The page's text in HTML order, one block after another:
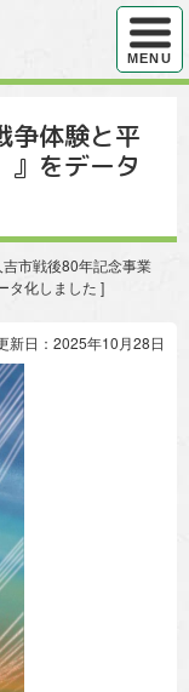
ハンバ
MENU
争体験と平
』をデータ
市戦後80年記念事業
タ化しました ]
新日：2025年10月28日